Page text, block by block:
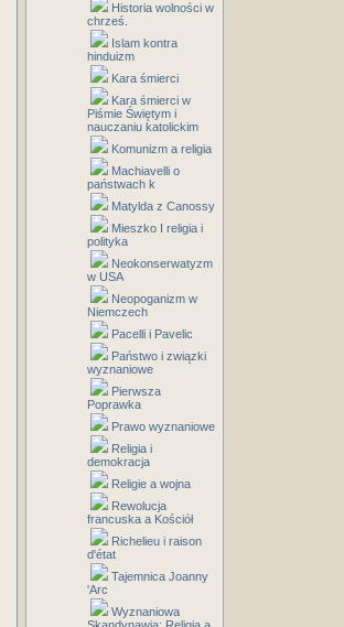
Historia wolności w
chrześ.
Islam kontra
hinduizm
Kara śmierci
Kara śmierci w
Piśmie Świętym i
nauczaniu katolickim
Komunizm a religia
Machiavelli o
państwach k
Matylda z Canossy
Mieszko I religia i
polityka
Neokonserwatyzm
w USA
Neopoganizm w
Niemczech
Pacelli i Pavelic
Państwo i związki
wyznaniowe
Pierwsza
Poprawka
Prawo wyznaniowe
Religia i
demokracja
Religie a wojna
Rewolucja
francuska a Kościół
Richelieu i raison
d'état
Tajemnica Joanny
'Arc
Wyznaniowa